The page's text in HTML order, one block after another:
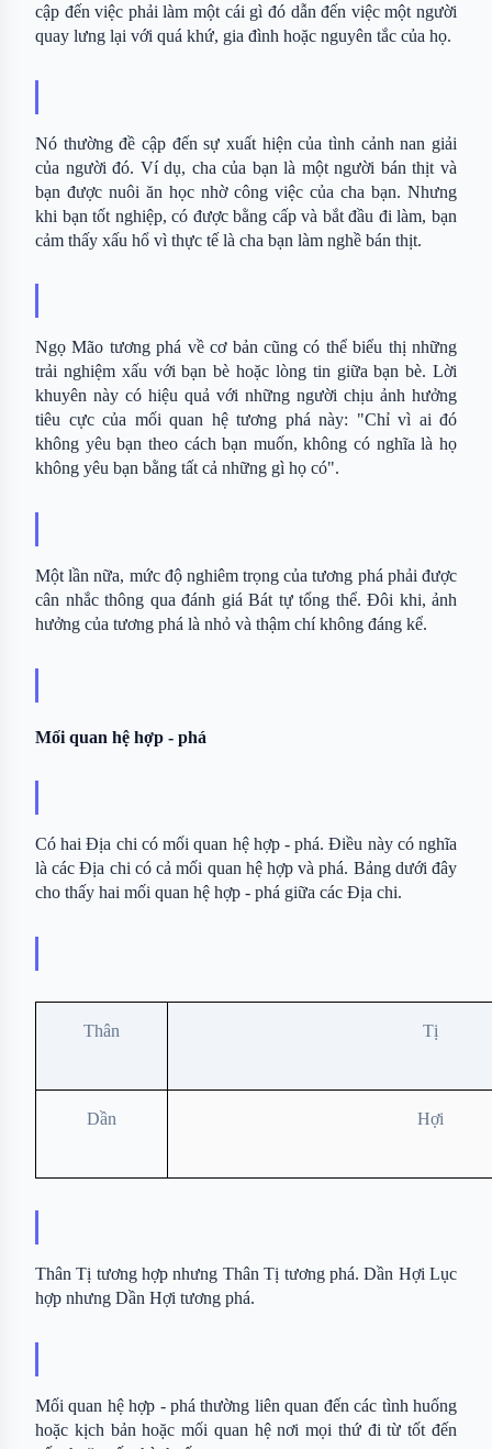
cập đến việc phải làm một cái gì đó dẫn đến việc một người
quay lưng lại với quá khứ, gia đình hoặc nguyên tắc của họ.
Nó thường đề cập đến sự xuất hiện của tình cảnh nan giải
của người đó. Ví dụ, cha của bạn là một người bán thịt và
bạn được nuôi ăn học nhờ công việc của cha bạn. Nhưng
khi bạn tốt nghiệp, có được bằng cấp và bắt đầu đi làm, bạn
cảm thấy xấu hổ vì thực tế là cha bạn làm nghề bán thịt.
Ngọ Mão tương phá về cơ bản cũng có thể biểu thị những
trải nghiệm xấu với bạn bè hoặc lòng tin giữa bạn bè. Lời
khuyên này có hiệu quả với những người chịu ảnh hưởng
tiêu cực của mối quan hệ tương phá này: "Chỉ vì ai đó
không yêu bạn theo cách bạn muốn, không có nghĩa là họ
không yêu bạn bằng tất cả những gì họ có".
Một lần nữa, mức độ nghiêm trọng của tương phá phải được
cân nhắc thông qua đánh giá Bát tự tổng thể. Đôi khi, ảnh
hưởng của tương phá là nhỏ và thậm chí không đáng kể.
Mối quan hệ hợp - phá
Có hai Địa chi có mối quan hệ hợp - phá. Điều này có nghĩa
là các Địa chi có cả mối quan hệ hợp và phá. Bảng dưới đây
cho thấy hai mối quan hệ hợp - phá giữa các Địa chi.
Thân Tị
Dần Hợi
Thân Tị tương hợp nhưng Thân Tị tương phá. Dần Hợi Lục
hợp nhưng Dần Hợi tương phá.
Mối quan hệ hợp - phá thường liên quan đến các tình huống
hoặc kịch bản hoặc mối quan hệ nơi mọi thứ đi từ tốt đến